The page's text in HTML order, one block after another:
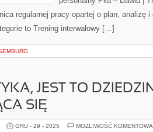
regularnej pracy opartej o plan, analizę i
to Trening interwałowy […]
JEST TO
SIĘ
GRU - 29 - 2025 MOŻLIWOŚĆ